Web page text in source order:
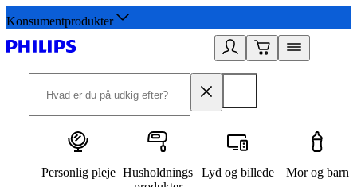
Konsumentprodukter
Personlig pleje Husholdnings
Lyd og billede Mor og barn